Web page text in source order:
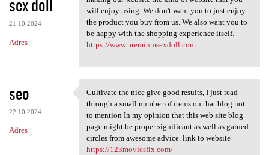
sex doll
21.10.2024
Adres
will enjoy using. We don't want you to just enjoy
the product you buy from us. We also want you to
be happy with the shopping experience itself.
https://www.premiumsexdoll.com
seo
22.10.2024
Adres
Cultivate the nice give good
Cultivate the nice give good results, I just read
through a small number of items on that blog not
to mention In my opinion that this web site blog
page might be proper significant as well as gained
circles from awesome advice. link to website
https://123moviesfix.com/